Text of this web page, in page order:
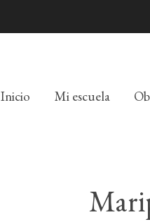
Inicio Mi escuela